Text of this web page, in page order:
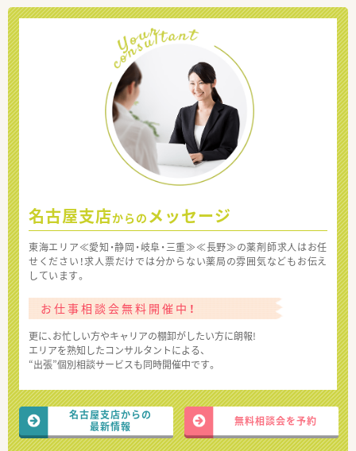
名古屋支店からの メッセージ
東海エリア≪愛知・静岡・岐阜・三重≫≪長野≫の薬剤師求人はお任
せください！求人票だけでは分からない薬局の雰囲気などもお伝え
しています。
お仕事相談会無料開催中！
更に、お忙しい方やキャリアの棚卸がしたい方に朗報!
エリアを熟知したコンサルタントによる、
“出張”個別相談サービスも同時開催中です。
名古屋支店からの
最新情報
無料相談会を予約